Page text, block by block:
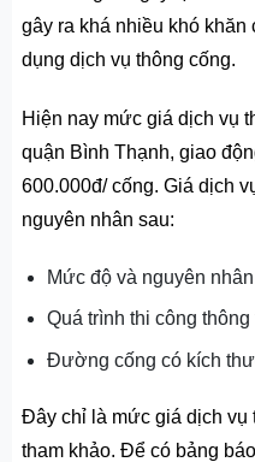
gây ra khá nhiều khó
dụng dịch vụ thông cống.
Hiện nay mức giá dịch vụ
quận Bình Thạnh, giao
600.000đ/ cống. Giá dịch
nguyên nhân sau:
Mức độ và nguyên
Quá trình thi công
Đường cống có kích
Đây chỉ là mức giá dịch vụ
tham khảo. Để có bảng